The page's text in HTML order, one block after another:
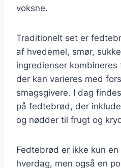
voksne.
Traditionelt set er
af hvedemel, smør,
ingredienser
der kan varieres med
smagsgivere. I dag
på fedtebrød, der
og nødder til frugt og
Fedtebrød er ikke kun
hverdag, men også en